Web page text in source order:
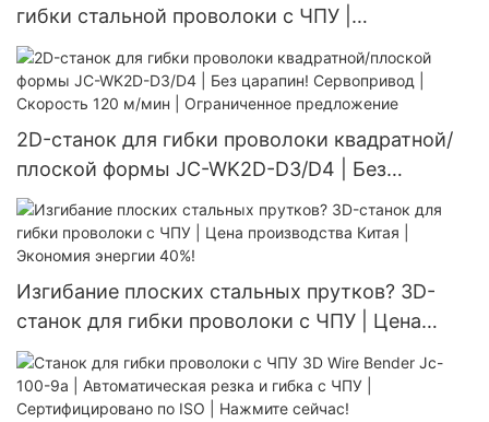
гибки стальной проволоки с ЧПУ |
Изготовление проволоки на заказ | Гибка
различных форм | Промышленное
оборудование | Техническое обслуживание на
весь срок службы
2D-станок для гибки проволоки квадратной/
плоской формы JC-WK2D-D3/D4 | Без
царапин! Сервопривод | Скорость 120 м/мин |
Ограниченное предложение
Изгибание плоских стальных прутков? 3D-
станок для гибки проволоки с ЧПУ | Цена
производства Китая | Экономия энергии 40%!